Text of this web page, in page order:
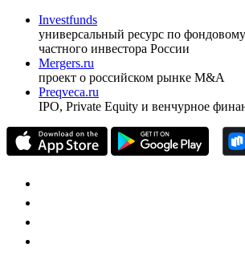
Investfunds
универсальный ресурс по
частного инвестора России
Mergers.ru
проект о российском рынке M&A
Preqveca.ru
IPO, Private Equity и венчурное